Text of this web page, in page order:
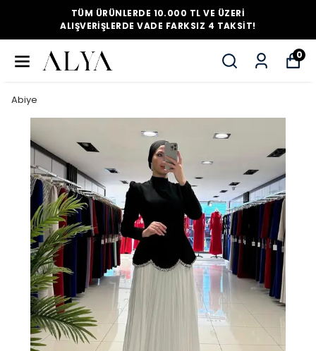
TÜM ÜRÜNLERDE 10.000 TL VE ÜZERI
ALIŞVERIŞLERDE VADE FARKSIZ 4 TAKSIT!
0
Abiye